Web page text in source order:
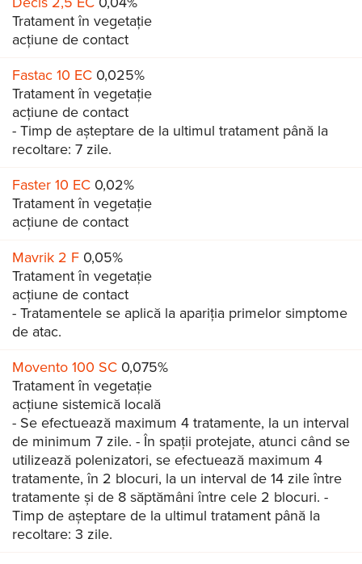
Tratament în vegetație
acțiune de contact
Fastac 10 EC 0,025%
Tratament în vegetație
acțiune de contact
- Timp de așteptare de la ultimul tratament până la
recoltare: 7 zile.
Faster 10 EC 0,02%
Tratament în vegetație
acțiune de contact
Mavrik 2 F 0,05%
Tratament în vegetație
acțiune de contact
- Tratamentele se aplică la apariţia primelor simptome
de atac.
Movento 100 SC 0,075%
Tratament în vegetație
acțiune sistemică locală
- Se efectuează maximum 4 tratamente, la un interval
de minimum 7 zile. - În spații protejate, atunci când se
utilizează polenizatori, se efectuează maximum 4
tratamente, în 2 blocuri, la un interval de 14 zile între
tratamente și de 8 săptămâni între cele 2 blocuri. -
Timp de așteptare de la ultimul tratament până la
recoltare: 3 zile.